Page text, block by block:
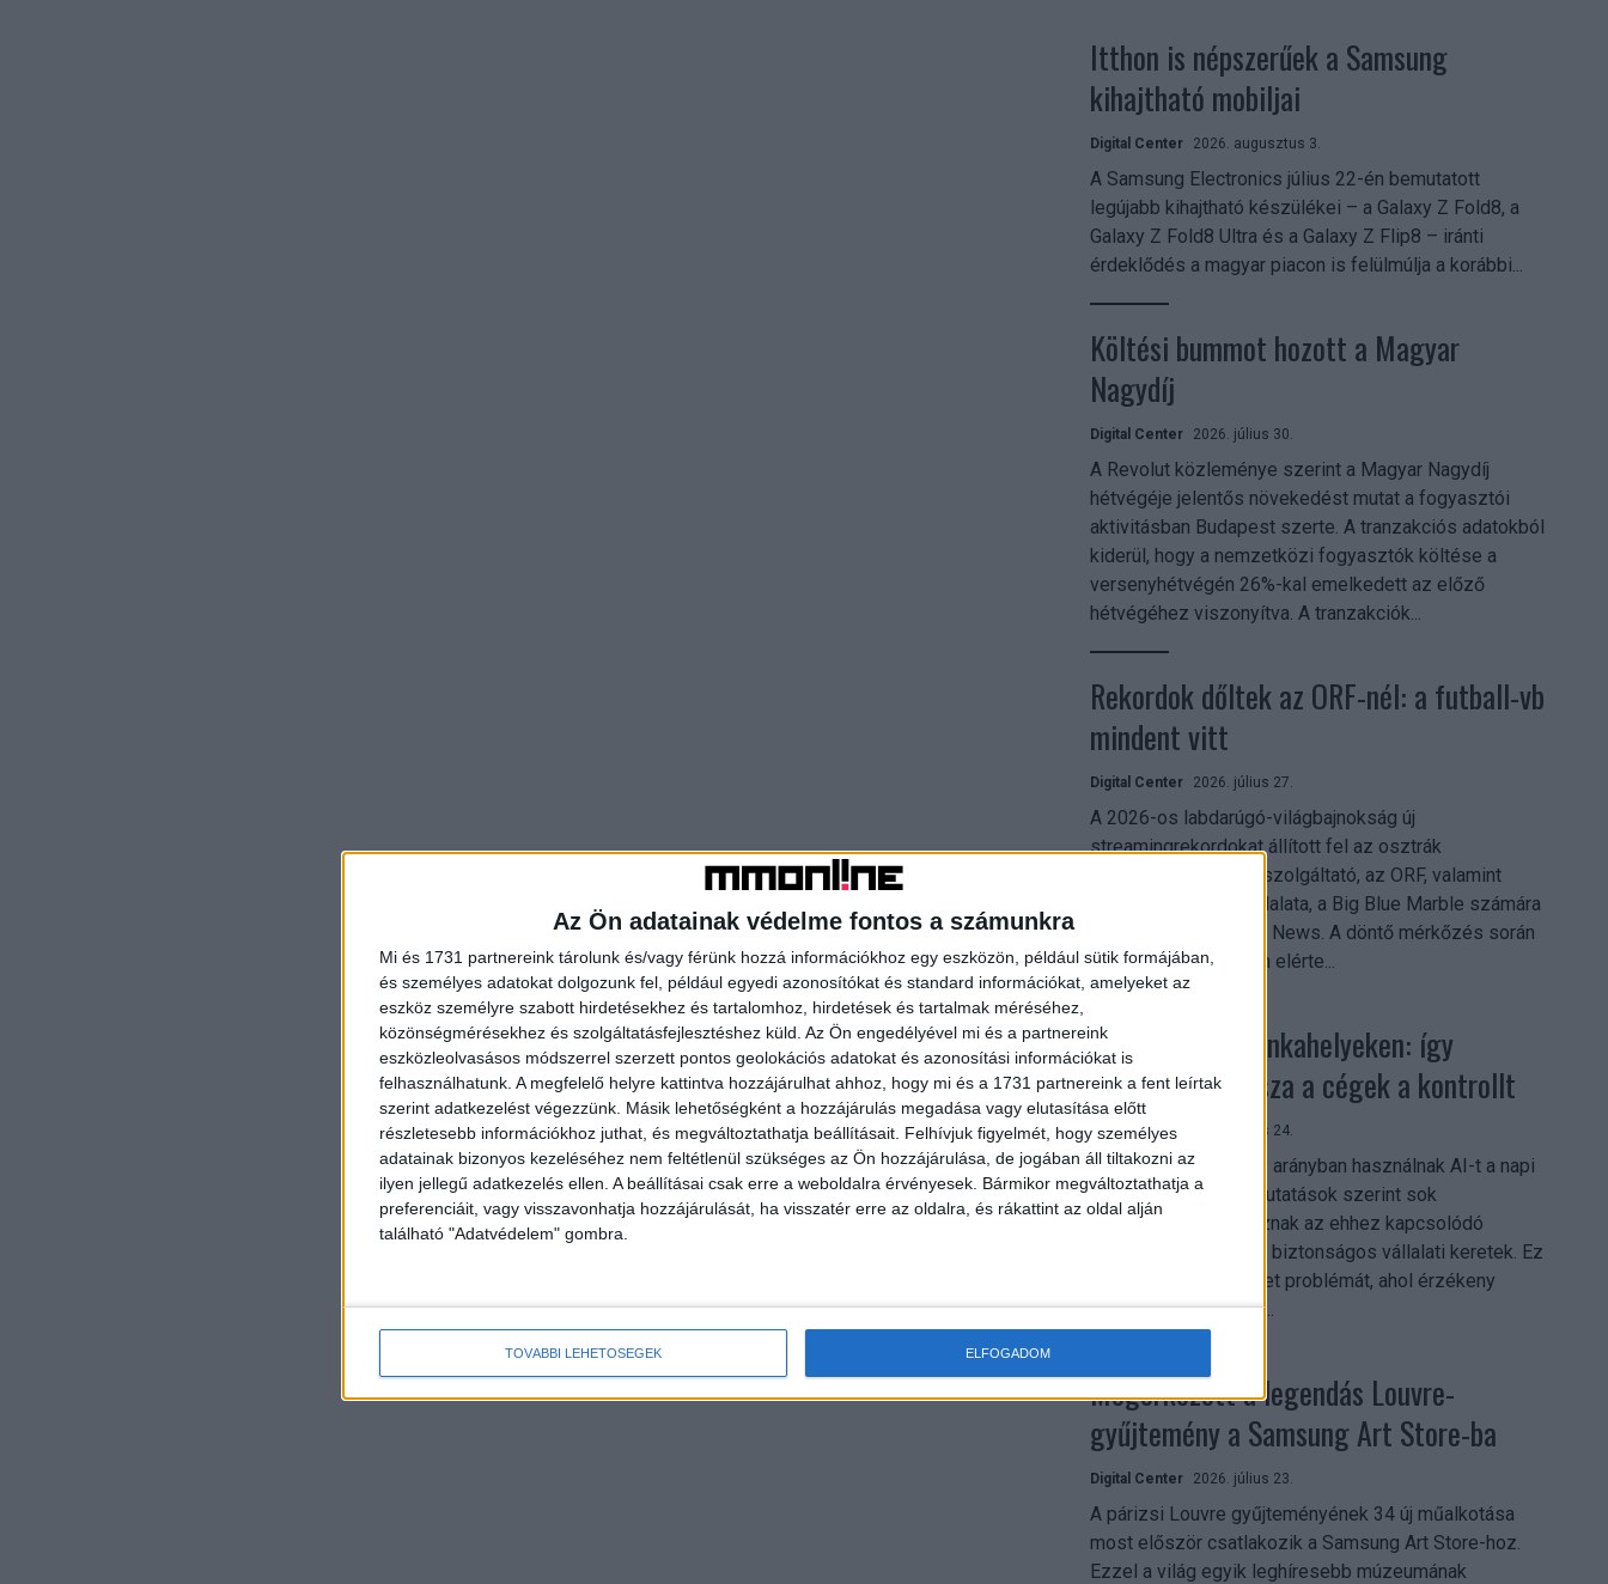
Az Ön adatainak védelme fontos a számunkra
Mi és 1731 partnereink tárolunk és/vagy férünk hozzá információkhoz egy eszközön, például sütik formájában,
és személyes adatokat dolgozunk fel, például egyedi azonosítókat és standard információkat, amelyeket az
eszköz személyre szabott hirdetésekhez és tartalomhoz, hirdetések és tartalmak méréséhez,
közönségmérésekhez és szolgáltatásfejlesztéshez küld. Az Ön engedélyével mi és a partnereink
eszközleolvasásos módszerrel szerzett pontos geolokációs adatokat és azonosítási információkat is
felhasználhatunk. A megfelelő helyre kattintva hozzájárulhat ahhoz, hogy mi és a 1731 partnereink a fent leírtak
szerint adatkezelést végezzünk. Másik lehetőségként a hozzájárulás megadása vagy elutasítása előtt
részletesebb információkhoz juthat, és megváltoztathatja beállításait. Felhívjuk figyelmét, hogy személyes
adatainak bizonyos kezeléséhez nem feltétlenül szükséges az Ön hozzájárulása, de jogában áll tiltakozni az
ilyen jellegű adatkezelés ellen. A beállításai csak erre a weboldalra érvényesek. Bármikor megváltoztathatja a
preferenciáit, vagy visszavonhatja hozzájárulását, ha visszatér erre az oldalra, és rákattint az oldal alján
található "Adatvédelem" gombra.
TOVÁBBI LEHETŐSÉGEK ELFOGADOM
Itthon is népszerűek a Samsung
kihajtható mobiljai
Digital Center 2026. augusztus 3.
A Samsung Electronics július 22-én bemutatott
legújabb kihajtható készülékei – a Galaxy Z Fold8, a
Galaxy Z Fold8 Ultra és a Galaxy Z Flip8 – iránti
érdeklődés a magyar piacon is felülmúlja a korábbi...
Költési bummot hozott a Magyar
Nagydíj
Digital Center 2026. július 30.
A Revolut közleménye szerint a Magyar Nagydíj
hétvégéje jelentős növekedést mutat a fogyasztói
aktivitásban Budapest szerte. A tranzakciós adatokból
kiderül, hogy a nemzetközi fogyasztók költése a
versenyhétvégén 26%-kal emelkedett az előző
hétvégéhez viszonyítva. A tranzakciók...
Rekordok dőltek az ORF-nél: a futball-vb
mindent vitt
Digital Center 2026. július 27.
A 2026-os labdarúgó-világbajnokság új
streamingrekordokat állított fel az osztrák
közszolgálati műsorszolgáltató, az ORF, valamint
technológiai leányvállalata, a Big Blue Marble számára
– írja a Broadband TV News. A döntő mérkőzés során
az átlagos nézőszám elérte...
Shadow AI a munkahelyeken: így
szerezhetik vissza a cégek a kontrollt
Digital Center 2026. július 24.
A munkavállalók nagy arányban használnak AI-t a napi
munkában, ám friss kutatások szerint sok
szervezetnél hiányoznak az ehhez kapcsolódó
világos irányelvek és biztonságos vállalati keretek. Ez
különösen ott jelenthet problémát, ahol érzékeny
üzleti információkkal...
Megérkezett a legendás Louvre-
gyűjtemény a Samsung Art Store-ba
Digital Center 2026. július 23.
A párizsi Louvre gyűjteményének 34 új műalkotása
most először csatlakozik a Samsung Art Store-hoz.
Ezzel a világ egyik leghíresebb múzeumának